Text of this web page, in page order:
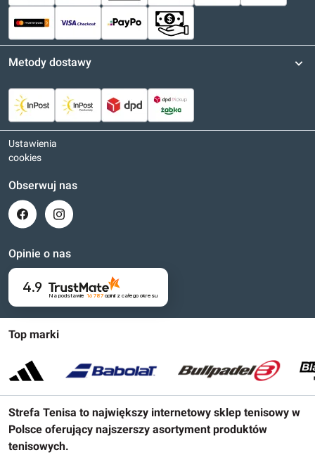
Top marki
Strefa Tenisa to największy internetowy sklep tenisowy w
Polsce oferujący najszerszy asortyment produktów
tenisowych.
Metody dostawy
Ustawienia
cookies
Obserwuj nas
Opinie o nas
4.9
Na podstawie 16 787opinii z całego okresu